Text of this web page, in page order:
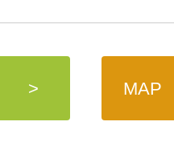
> MAP